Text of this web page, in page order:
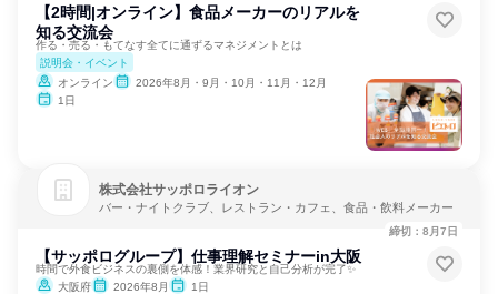
【2時間|オンライン】食品メーカーのリアルを
知る交流会
作る・売る・もてなす全てに通ずるマネジメントとは
説明会・イベント
オンライン
2026年8月・9月・10月・11月・12月
1日
株式会社サッポロライオン
バー・ナイトクラブ、レストラン・カフェ、食品・飲料メーカー
【サッポログループ】仕事理解セミナーin大阪
時間で外食ビジネスの裏側を体感！業界研究と自己分析が完了✨
大阪府
2026年8月 1日
締切：8月7日